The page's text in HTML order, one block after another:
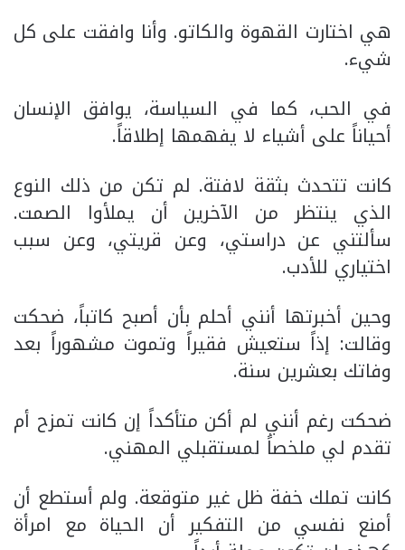
هي اختارت القهوة والكاتو. وأنا وافقت على كل
شيء.
في الحب، كما في السياسة، يوافق الإنسان
أحياناً على أشياء لا يفهمها إطلاقاً.
كانت تتحدث بثقة لافتة. لم تكن من ذلك النوع
الذي ينتظر من الآخرين أن يملأوا الصمت.
سألتني عن دراستي، وعن قريتي، وعن سبب
اختياري للأدب.
وحين أخبرتها أنني أحلم بأن أصبح كاتباً، ضحكت
وقالت: إذاً ستعيش فقيراً وتموت مشهوراً بعد
وفاتك بعشرين سنة.
ضحكت رغم أنني لم أكن متأكداً إن كانت تمزح أم
تقدم لي ملخصاً لمستقبلي المهني.
كانت تملك خفة ظل غير متوقعة. ولم أستطع أن
أمنع نفسي من التفكير أن الحياة مع امرأة